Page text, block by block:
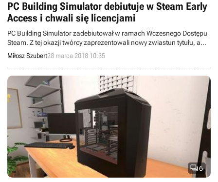
PC Building Simulator debiutuje w Steam Early
Access i chwali się licencjami
PC Building Simulator zadebiutował w ramach Wczesnego Dostępu
Steam. Z tej okazji twórcy zaprezentowali nowy zwiastun tytułu, a
także pełną listę firm, których licencjonowane podzespoły znajdują
się w wersji przedpremierowej gry.
Miłosz Szubert28 marca 2018 10:35
6